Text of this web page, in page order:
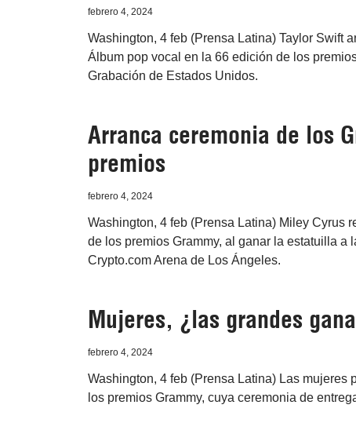
febrero 4, 2024
Washington, 4 feb (Prensa Latina) Taylor Swift
Álbum pop vocal en la 66 edición de los
Grabación de Estados Unidos.
Arranca ceremonia de los
premios
febrero 4, 2024
Washington, 4 feb (Prensa Latina) Miley Cyrus
de los premios Grammy, al ganar la estatuilla a
Crypto.com Arena de Los Ángeles.
Mujeres, ¿las grandes
febrero 4, 2024
Washington, 4 feb (Prensa Latina) Las
los premios Grammy, cuya ceremonia de